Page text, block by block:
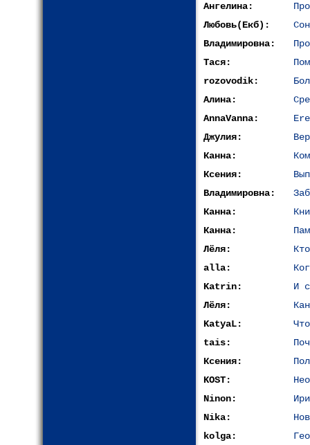
Ангелина:
Любовь(Екб):
Владимировна:
Тася:
rozovodik:
Алина:
AnnaVanna:
Джулия:
Канна:
Ксения:
Владимировна:
Канна:
Канна:
Лёля:
alla:
Katrin:
И
Лёля:
KatyaL:
tais:
Ксения:
KOST:
Ninon:
Nika:
kolga: